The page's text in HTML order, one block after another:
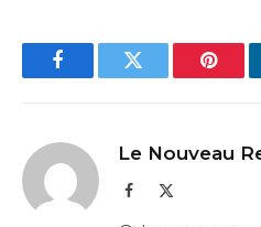
FacebookTwitter
Le Nouveau
Facebook